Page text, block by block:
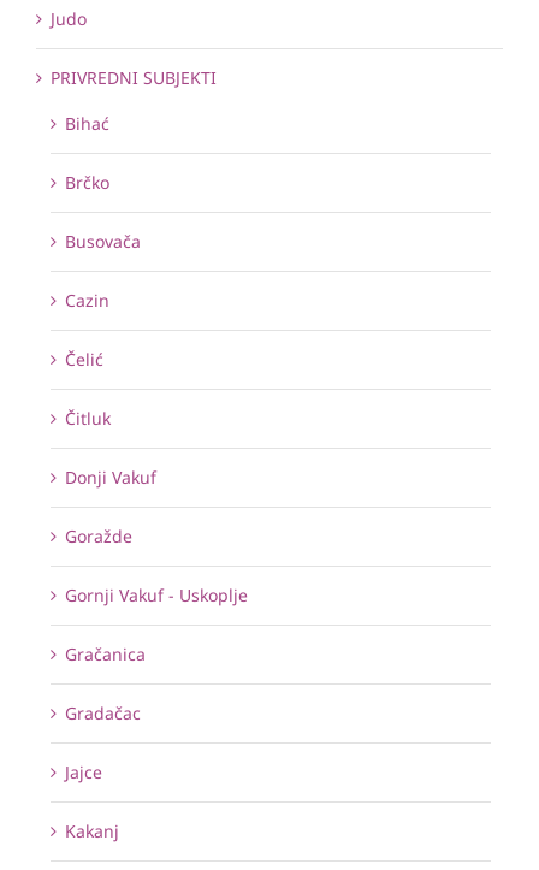
Judo
PRIVREDNI SUBJEKTI
Bihać
Brčko
Busovača
Cazin
Čelić
Čitluk
Donji Vakuf
Goražde
Gornji Vakuf - Uskoplje
Gračanica
Gradačac
Jajce
Kakanj